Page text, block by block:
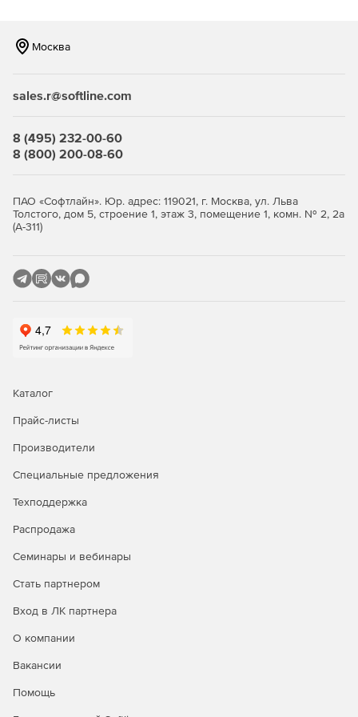
Москва
sales.r@softline.com
8 (495) 232-00-60
8 (800) 200-08-60
ПАО «Софтлайн». Юр. адрес: 119021, г. Москва, ул. Льва
Толстого, дом 5, строение 1, этаж 3, помещение 1, комн. № 2, 2а
(А-311)
Каталог
Прайс-листы
Производители
Специальные предложения
Техподдержка
Распродажа
Семинары и вебинары
Стать партнером
Вход в ЛК партнера
О компании
Вакансии
Помощь